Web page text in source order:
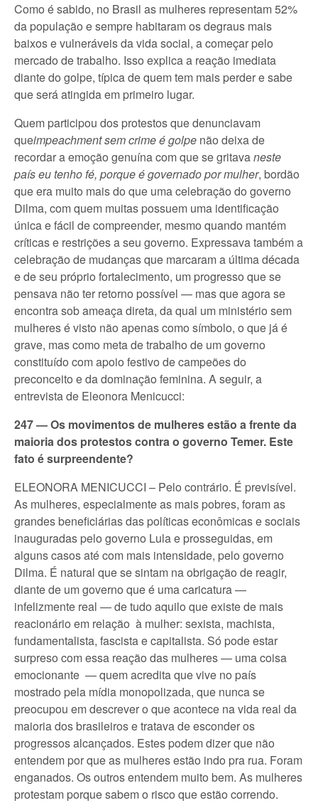
Como é sabido, no Brasil as mulheres representam 52%
da população e sempre habitaram os degraus mais
baixos e vulneráveis da vida social, a começar pelo
mercado de trabalho. Isso explica a reação imediata
diante do golpe, típica de quem tem mais perder e sabe
que será atingida em primeiro lugar.
Quem participou dos protestos que denunciavam
queimpeachment sem crime é golpe não deixa de
recordar a emoção genuína com que se gritavaneste
país eu tenho fé, porque é governado por mulher, bordão
que era muito mais do que uma celebração do governo
Dilma, com quem muitas possuem uma identificação
única e fácil de compreender, mesmo quando mantém
críticas e restrições a seu governo. Expressava também a
celebração de mudanças que marcaram a última década
e de seu próprio fortalecimento, um progresso que se
pensava não ter retorno possível — mas que agora se
encontra sob ameaça direta, da qual um ministério sem
mulheres é visto não apenas como símbolo, o que já é
grave, mas como meta de trabalho de um governo
constituído com apoio festivo de campeões do
preconceito e da dominação feminina. A seguir, a
entrevista de Eleonora Menicucci:
247 — Os movimentos de mulheres estão a frente da
maioria dos protestos contra o governo Temer. Este
fato é surpreendente?
ELEONORA MENICUCCI – Pelo contrário. É previsível.
As mulheres, especialmente as mais pobres, foram as
grandes beneficiárias das políticas econômicas e sociais
inauguradas pelo governo Lula e prosseguidas, em
alguns casos até com mais intensidade, pelo governo
Dilma. É natural que se sintam na obrigação de reagir,
diante de um governo que é uma caricatura —
infelizmente real — de tudo aquilo que existe de mais
reacionário em relação à mulher: sexista, machista,
fundamentalista, fascista e capitalista. Só pode estar
surpreso com essa reação das mulheres — uma coisa
emocionante — quem acredita que vive no país
mostrado pela mídia monopolizada, que nunca se
preocupou em descrever o que acontece na vida real da
maioria dos brasileiros e tratava de esconder os
progressos alcançados. Estes podem dizer que não
entendem por que as mulheres estão indo pra rua. Foram
enganados. Os outros entendem muito bem. As mulheres
protestam porque sabem o risco que estão correndo.